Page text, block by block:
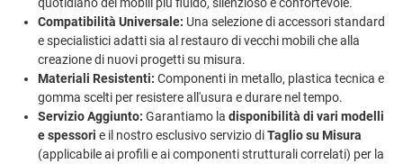
Compatibilità Universale: Una selezione di accessori standard
e specialistici adatti sia al restauro di vecchi mobili che alla
creazione di nuovi progetti su misura.
Materiali Resistenti: Componenti in metallo, plastica tecnica e
gomma scelti per resistere all'usura e durare nel tempo.
Servizio Aggiunto: Garantiamo la disponibilità di vari modelli
e spessori e il nostro esclusivo servizio diTaglio su Misura
(applicabile ai profili e ai componenti strutturali correlati) per la